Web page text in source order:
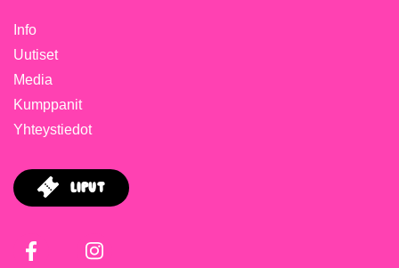
Info
Uutiset
Media
Kumppanit
Yhteystiedot
Liput
Facebook Instagram